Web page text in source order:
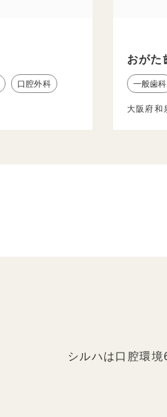
口腔外科
おがた
一般歯科
大阪府和
シルハは口腔環